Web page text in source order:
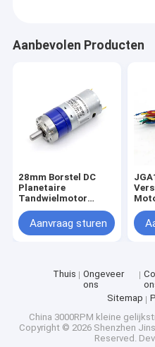
Aanbevolen Producten
28mm Borstel DC
Planetaire
Tandwielmotor
PG28-385 24V DC
Planetaire
Tandwielmotor 24V
Aanvraag sturen
N20
Thuis
Ongeveer
ons
Sitemap
China 3000RPM kleine
Copyright © 2026 Shenzhen
Reserved.